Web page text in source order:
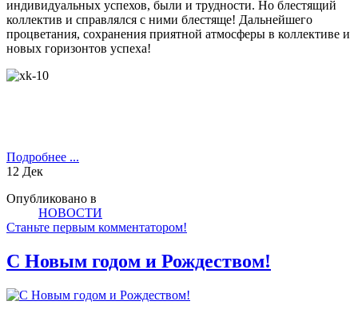
индивидуальных успехов, были и трудности. Но блестящий
коллектив и справлялся с ними блестяще! Дальнейшего
процветания, сохранения приятной атмосферы в коллективе и
новых горизонтов успеха!
Подробнее ...
12 Дек
Опубликовано в
НОВОСТИ
Станьте первым комментатором!
C Новым годом и Рождеством!